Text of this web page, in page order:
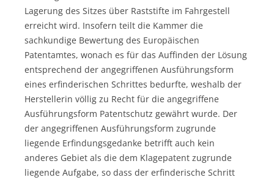
Lagerung des Sitzes über Raststifte im Fahrgestell
erreicht wird. Insofern teilt die Kammer die
sachkundige Bewertung des Europäischen
Patentamtes, wonach es für das Auffinden der Lösung
entsprechend der angegriffenen Ausführungsform
eines erfinderischen Schrittes bedurfte, weshalb der
Herstellerin völlig zu Recht für die angegriffene
Ausführungsform Patentschutz gewährt wurde. Der
der angegriffenen Ausführungsform zugrunde
liegende Erfindungsgedanke betrifft auch kein
anderes Gebiet als die dem Klagepatent zugrunde
liegende Aufgabe, so dass der erfinderische Schritt